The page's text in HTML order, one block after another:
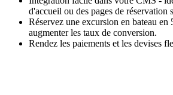
d'accueil ou des pages de réservation
Réservez une excursion en bateau en
augmenter les taux de conversion.
Rendez les paiements et les devises